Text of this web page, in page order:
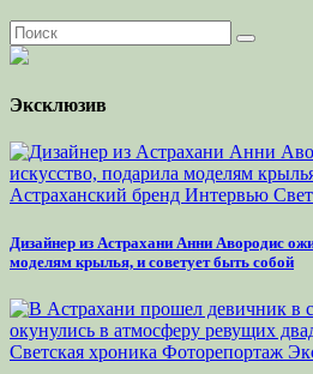
Эксклюзив
Астраханский бренд Интервью
Дизайнер из Астрахани Анни Авородис
моделям крылья, и советует быть собой
Светская хроника Фоторепортаж